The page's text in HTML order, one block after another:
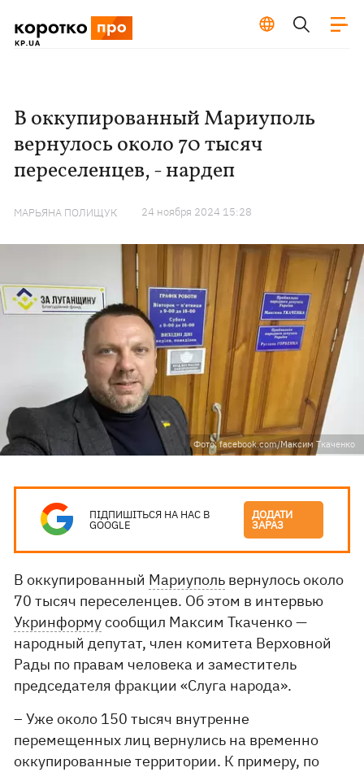
В оккупированный Мариуполь
вернулось около 70 тысяч
переселенцев, - нардеп
МАРЬЯНА ПОЛИЩУК 24 ноября 2024 15:28
Фото: facebook.com/Максим Ткаченко
ПІДПИШІТЬСЯ НА НАС В
GOOGLE
ДОДАТИ
ЗАРАЗ
В оккупированный Мариуполь вернулось около
70 тысяч переселенцев. Об этом в интервью
Укринформусообщил Максим Ткаченко —
народный депутат, член комитета Верховной
Рады по правам человека и заместитель
председателя фракции «Слуга народа».
– Уже около 150 тысяч внутренне
перемещенных лиц вернулись на временно
оккупированные территории. К примеру, по